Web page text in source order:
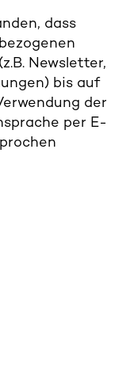
dass
Newsletter,
bis auf
der
per E-